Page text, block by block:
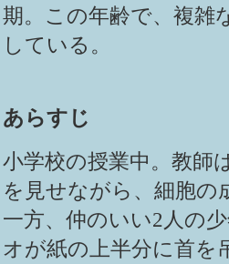
期。この年齢で、複雑
している。
あらすじ
小学校の授業中。教師
を見せながら、細胞の
一方、仲のいい2人の
オが紙の上半分に首を